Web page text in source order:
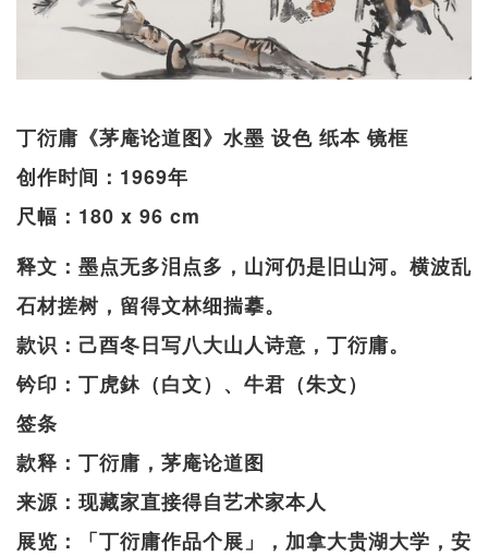
丁衍庸《茅庵论道图》水墨 设色 纸本 镜框
创作时间：1969年
尺幅：180 x 96 cm
释文：墨点无多泪点多，山河仍是旧山河。横波乱
石材搓树，留得文林细揣摹。
款识：己酉冬日写八大山人诗意，丁衍庸。
钤印：丁虎鈢（白文）、牛君（朱文）
签条
款释：丁衍庸，茅庵论道图
来源：现藏家直接得自艺术家本人
展览：「丁衍庸作品个展」，加拿大贵湖大学，安